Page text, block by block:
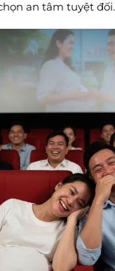
an tâm tuyệt đối.